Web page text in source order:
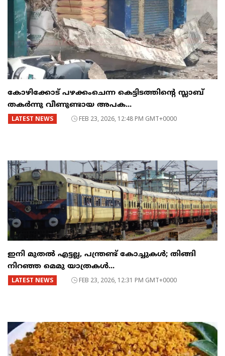
കോഴിക്കോട് പഴക്കംചെന്ന കെട്ടിടത്തിന്റെ സ്ലാബ്
തകർന്നു വീണുണ്ടായ അപക...
LATEST NEWS FEB 23, 2026, 12:48 PM GMT+0000
ഇനി മുതൽ എട്ടല്ല, പന്ത്രണ്ട് കോച്ചുകള്‍; തിങ്ങി
നിറഞ്ഞ മെമു യാത്രകൾ...
LATEST NEWS FEB 23, 2026, 12:31 PM GMT+0000